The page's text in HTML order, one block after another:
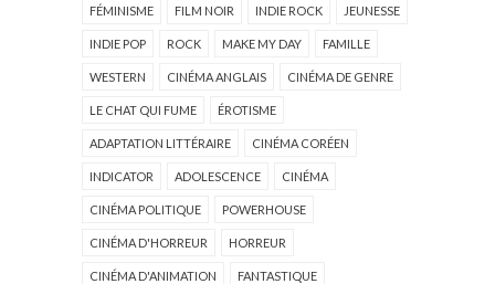
FÉMINISME FILM NOIR INDIE ROCK JEUNESSE
INDIE POP ROCK MAKE MY DAY FAMILLE
WESTERN CINÉMA ANGLAIS CINÉMA DE GENRE
LE CHAT QUI FUME ÉROTISME
ADAPTATION LITTÉRAIRE CINÉMA CORÉEN
INDICATOR ADOLESCENCE CINÉMA
CINÉMA POLITIQUE POWERHOUSE
CINÉMA D'HORREUR HORREUR
CINÉMA D'ANIMATION FANTASTIQUE